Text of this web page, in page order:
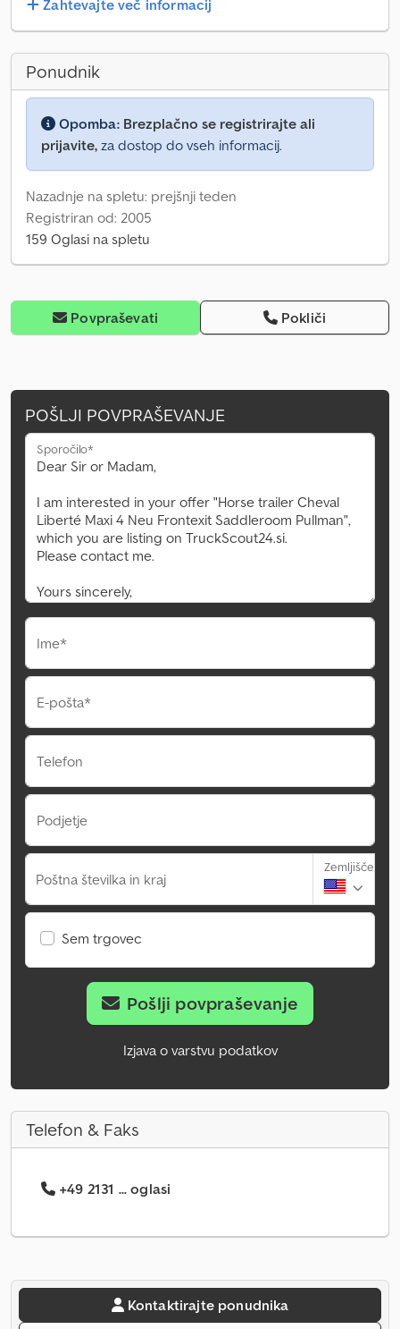
Zahtevajte več informacij
Ponudnik
Opomba: Brezplačno se registrirajte ali
prijavite, za dostop do vseh informacij.
Nazadnje na spletu: prejšnji teden
Registriran od: 2005
159 Oglasi na spletu
Povpraševati Pokliči
POŠLJI POVPRAŠEVANJE
Sporočilo*
Ime*
E-pošta*
Telefon
Podjetje
Poštna številka in kraj
Zemljišče
Sem trgovec
Pošlji povpraševanje
Izjava o varstvu podatkov
Telefon & Faks
+49 2131 ... oglasi
Kontaktirajte ponudnika